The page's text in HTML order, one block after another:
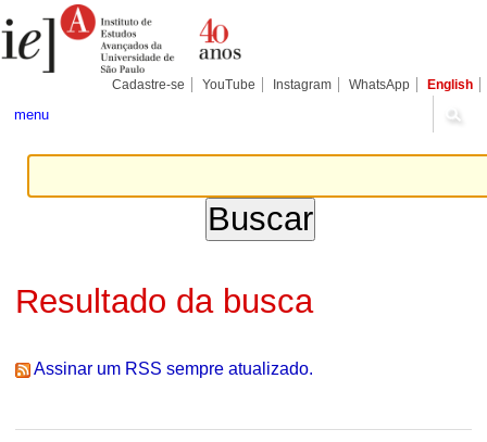
para
conteúdo.
Pessoais
Cadastre-se YouTube Instagram WhatsApp English
menu
Resultado da busca
Assinar um RSS sempre atualizado.